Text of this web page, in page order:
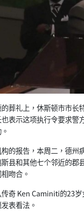
葬礼上，休斯顿市市
表示这项执行令要求警
的报告，本周二，德州
县和其他七个邻近的郡
吻合。
奇 Ken Caminiti的23
表看法。